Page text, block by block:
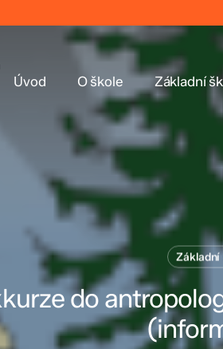
Úvod O škole Základní
Základní
do